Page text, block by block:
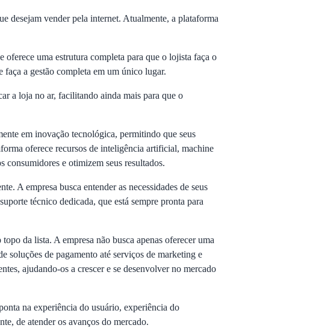
desejam vender pela internet. Atualmente, a plataforma
oferece uma estrutura completa para que o lojista faça o
faça a gestão completa em um único lugar.
a loja no ar, facilitando ainda mais para que o
em inovação tecnológica, permitindo que seus
oferece recursos de inteligência artificial, machine
consumidores e otimizem seus resultados.
A empresa busca entender as necessidades de seus
técnico dedicada, que está sempre pronta para
da lista. A empresa não busca apenas oferecer uma
soluções de pagamento até serviços de marketing e
ajudando-os a crescer e se desenvolver no mercado
na experiência do usuário, experiência do
de atender os avanços do mercado.